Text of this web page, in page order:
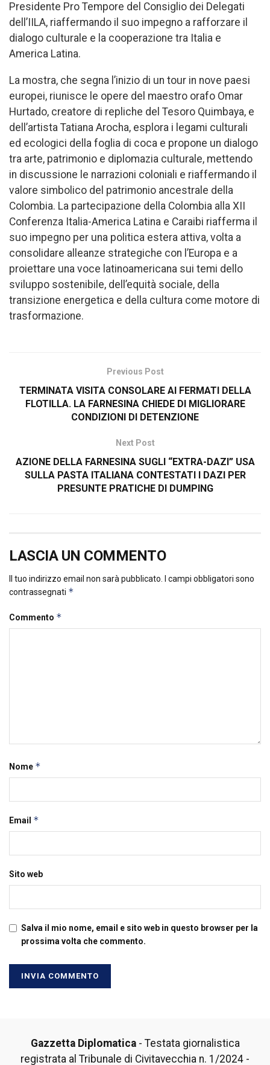
Presidente Pro Tempore del Consiglio dei Delegati
dell’IILA, ​​riaffermando il suo impegno a rafforzare il
dialogo culturale e la cooperazione tra Italia e
America Latina.
La mostra, che segna l’inizio di un tour in nove paesi
europei, riunisce le opere del maestro orafo Omar
Hurtado, creatore di repliche del Tesoro Quimbaya, e
dell’artista Tatiana Arocha, esplora i legami culturali
ed ecologici della foglia di coca e propone un dialogo
tra arte, patrimonio e diplomazia culturale, mettendo
in discussione le narrazioni coloniali e riaffermando il
valore simbolico del patrimonio ancestrale della
Colombia. La partecipazione della Colombia alla XII
Conferenza Italia-America Latina e Caraibi riafferma il
suo impegno per una politica estera attiva, volta a
consolidare alleanze strategiche con l’Europa e a
proiettare una voce latinoamericana sui temi dello
sviluppo sostenibile, dell’equità sociale, della
transizione energetica e della cultura come motore di
trasformazione.
Previous Post
TERMINATA VISITA CONSOLARE AI FERMATI DELLA
FLOTILLA. LA FARNESINA CHIEDE DI MIGLIORARE
CONDIZIONI DI DETENZIONE
Next Post
AZIONE DELLA FARNESINA SUGLI “EXTRA-DAZI” USA
SULLA PASTA ITALIANA CONTESTATI I DAZI PER
PRESUNTE PRATICHE DI DUMPING
LASCIA UN COMMENTO
Il tuo indirizzo email non sarà pubblicato.
I campi obbligatori sono
contrassegnati *
Commento *
Nome *
Email *
Sito web
Salva il mio nome, email e sito web in questo browser per la
prossima volta che commento.
Gazzetta Diplomatica- Testata giornalistica
registrata al Tribunale di Civitavecchia n. 1/2024 -